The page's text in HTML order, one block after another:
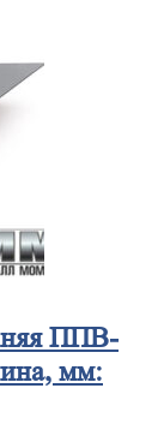
ППВ-
мм: